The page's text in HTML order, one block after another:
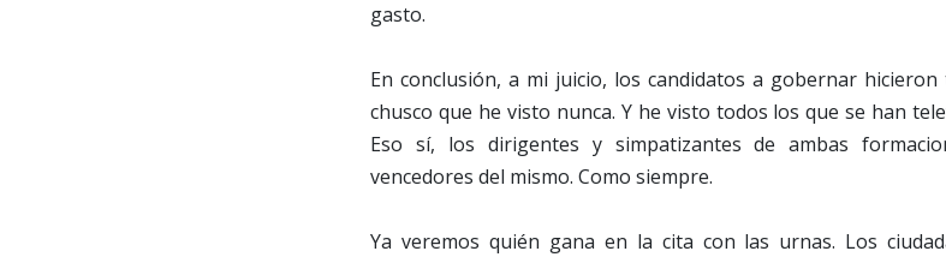
gasto.
En conclusión, a mi juicio, los candidatos a gobernar
chusco que he visto nunca. Y he visto todos los que se han
Eso sí, los dirigentes y simpatizantes de ambas
vencedores del mismo. Como siempre.
Ya veremos quién gana en la cita con las urnas. Los